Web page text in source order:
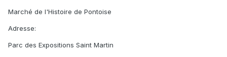
Marché de l'Histoire de Pontoise
Adresse:
Parc des Expositions Saint Martin